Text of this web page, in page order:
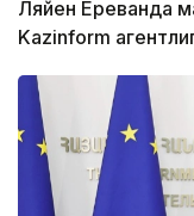
Ляйен Ереванда
Kazinform